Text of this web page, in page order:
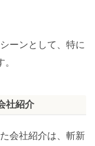
ーンとして、特に
社紹介
会社紹介は、斬新